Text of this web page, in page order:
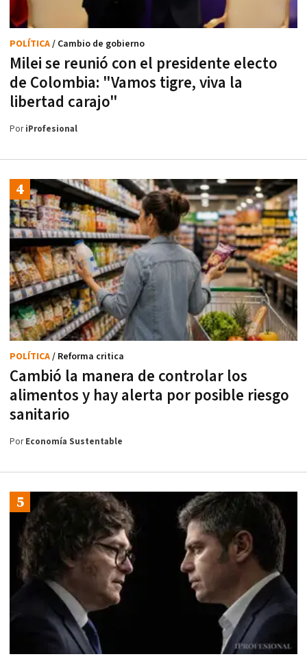
Milei se reunió con el presidente electo
de Colombia: "Vamos tigre, viva la
libertad carajo"
POLÍTICA/ Cambio de gobierno
PoriProfesional
Cambió la manera de controlar los
alimentos y hay alerta por posible riesgo
sanitario
POLÍTICA/ Reforma critica
PorEconomía Sustentable